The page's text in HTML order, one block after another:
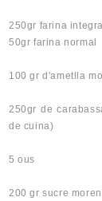
250gr farina
50gr farina normal
100 gr d'ametlla
250gr de
de cuina)
5 ous
200 gr sucre